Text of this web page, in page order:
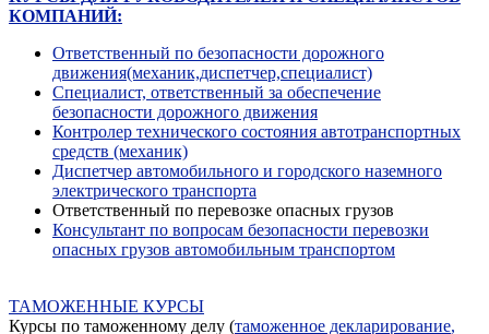
КОМПАНИЙ:
Ответственный по безопасности дорожного
движения(механик,диспетчер,специалист)
Специалист, ответственный за обеспечение
безопасности дорожного движения
Контролер технического состояния автотранспортных
средств (механик)
Диспетчер автомобильного и городского наземного
электрического транспорта
Ответственный по перевозке опасных грузов
Консультант по вопросам безопасности перевозки
опасных грузов автомобильным транспортом
ТАМОЖЕННЫЕ КУРСЫ
Курсы по таможенному делу (таможенное декларирование,